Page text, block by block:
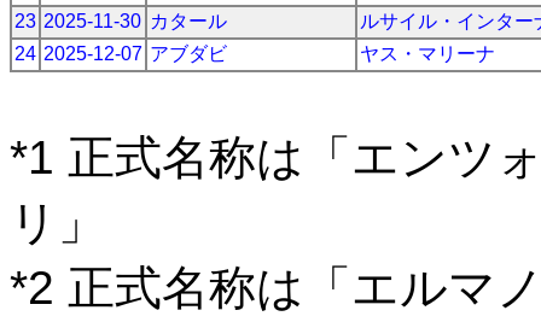
23 2025-11-30 カタール
ルサイル・インター
24 2025-12-07 アブダビ ヤス・マリーナ
*1 正式名称は「エンツ
リ」
*2 正式名称は「エルマ